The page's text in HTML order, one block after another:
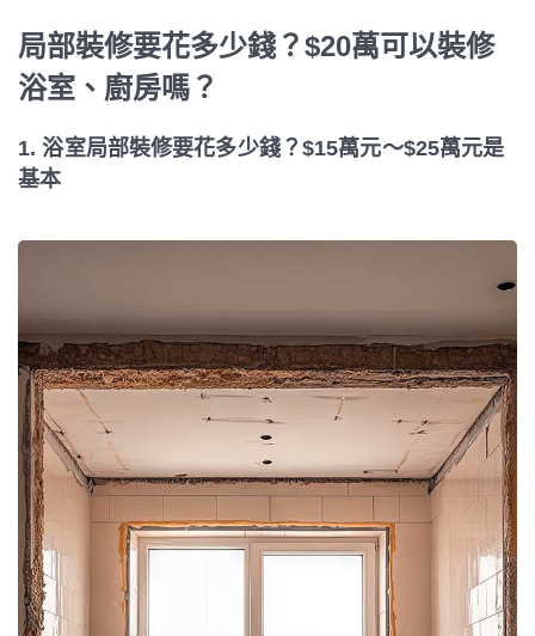
局部裝修要花多少錢？$20萬可以裝修
浴室、廚房嗎？
1. 浴室局部裝修要花多少錢？$15萬元～$25萬元是
基本